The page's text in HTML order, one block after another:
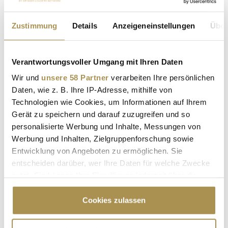
Zustimmung Details Anzeigeneinstellungen
Verantwortungsvoller Umgang mit Ihren Daten
Wir und unsere 58 Partner verarbeiten Ihre persönlichen
Daten, wie z. B. Ihre IP-Adresse, mithilfe von
Technologien wie Cookies, um Informationen auf Ihrem
Gerät zu speichern und darauf zuzugreifen und so
personalisierte Werbung und Inhalte, Messungen von
Werbung und Inhalten, Zielgruppenforschung sowie
Entwicklung von Angeboten zu ermöglichen. Sie
entscheiden darüber, wer Ihre Daten für welche Zwecke
Cookie-Erklärung oder durch Klicken auf das Privacy
Trigger Symbol ändern oder widerrufen
Cookies zulassen
* Pflichtfelder.
LEADERSNET.TV
LAUTSCHALTEN